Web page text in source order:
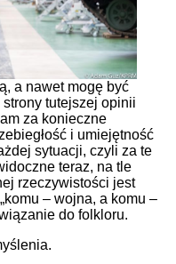
a nawet mogę być
tutejszej opinii
za konieczne
i umiejętność
sytuacji, czyli za te
teraz, na tle
rzeczywistości jest
– wojna, a komu –
do folkloru.